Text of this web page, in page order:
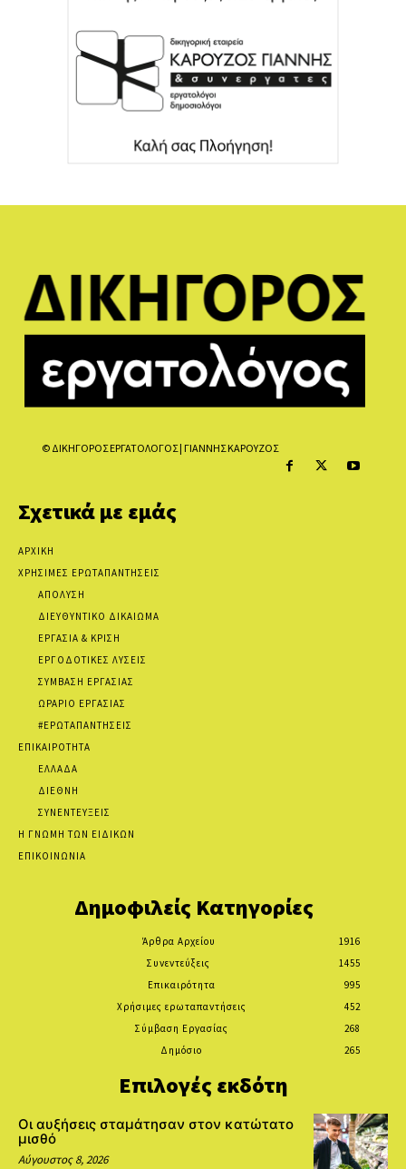
© ΔΙΚΗΓΟΡΟΣ ΕΡΓΑΤΟΛΟΓΟΣ | ΓΙΑΝΝΗΣ ΚΑΡΟΥΖΟΣ
Σχετικά με εμάς
ΑΡΧΙΚΗ
ΧΡΗΣΙΜΕΣ ΕΡΩΤΑΠΑΝΤΗΣΕΙΣ
ΑΠΟΛΥΣΗ
ΔΙΕΥΘΥΝΤΙΚΟ ΔΙΚΑΙΩΜΑ
ΕΡΓΑΣΙΑ & ΚΡΙΣΗ
ΕΡΓΟΔΟΤΙΚΕΣ ΛΥΣΕΙΣ
ΣΥΜΒΑΣΗ ΕΡΓΑΣΙΑΣ
ΩΡΑΡΙΟ ΕΡΓΑΣΙΑΣ
#ΕΡΩΤΑΠΑΝΤΗΣΕΙΣ
ΕΠΙΚΑΙΡΟΤΗΤΑ
ΕΛΛΑΔΑ
ΔΙΕΘΝΗ
ΣΥΝΕΝΤΕΥΞΕΙΣ
Η ΓΝΩΜΗ ΤΩΝ ΕΙΔΙΚΩΝ
ΕΠΙΚΟΙΝΩΝΙΑ
Δημοφιλείς Κατηγορίες
Άρθρα Αρχείου
1916
Συνεντεύξεις
1455
Επικαιρότητα
995
Χρήσιμες ερωταπαντήσεις
452
Σύμβαση Εργασίας
268
Δημόσιο
265
Επιλογές εκδότη
Οι αυξήσεις σταμάτησαν στον κατώτατο
μισθό
Αύγουστος 8, 2026